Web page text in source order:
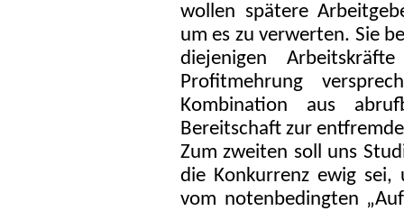
wollen spätere
um es zu verwerten. Sie
diejenigen
Profitmehrung
Kombination aus
Bereitschaft zur
Zum zweiten soll uns
die Konkurrenz ewig
vom notenbedingten